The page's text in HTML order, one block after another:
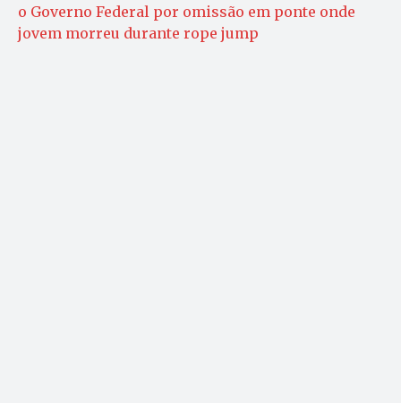
o Governo Federal por omissão em ponte onde
jovem morreu durante rope jump